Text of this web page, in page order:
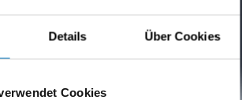
Details Über Cookies
Cookies